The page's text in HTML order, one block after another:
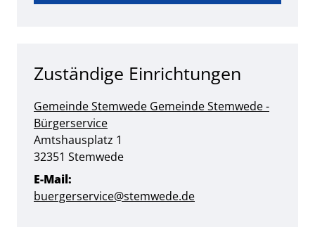
Zuständige Einrichtungen
Gemeinde Stemwede Gemeinde Stemwede -
Bürgerservice
Straße:
Amtshausplatz Hausnummer:
1
PLZ:
32351 Ort:
Stemwede
E-Mail:
buergerservice@stemwede.de